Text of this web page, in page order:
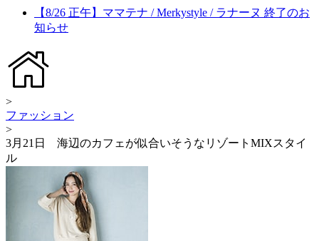
【8/26 正午】ママテナ / Merkystyle / ラナーヌ 終了のお
知らせ
>
ファッション
>
3月21日 海辺のカフェが似合いそうなリゾートMIXスタイ
ル